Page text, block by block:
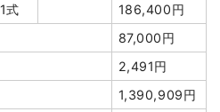
1式
100,000円
25,000円
2,000円
8,000円
1式
186,400円
87,000円
2,491円
1,390,909円